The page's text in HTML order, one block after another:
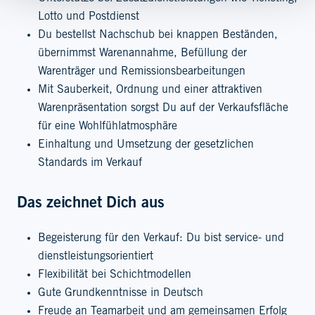
Lotto und Postdienst
Du bestellst Nachschub bei knappen Beständen,
übernimmst Warenannahme, Befüllung der
Warenträger und Remissionsbearbeitungen
Mit Sauberkeit, Ordnung und einer attraktiven
Warenpräsentation sorgst Du auf der Verkaufsfläche
für eine Wohlfühlatmosphäre
Einhaltung und Umsetzung der gesetzlichen
Standards im Verkauf
Das zeichnet Dich aus
Begeisterung für den Verkauf: Du bist service- und
dienstleistungsorientiert
Flexibilität bei Schichtmodellen
Gute Grundkenntnisse in Deutsch
Freude an Teamarbeit und am gemeinsamen Erfolg